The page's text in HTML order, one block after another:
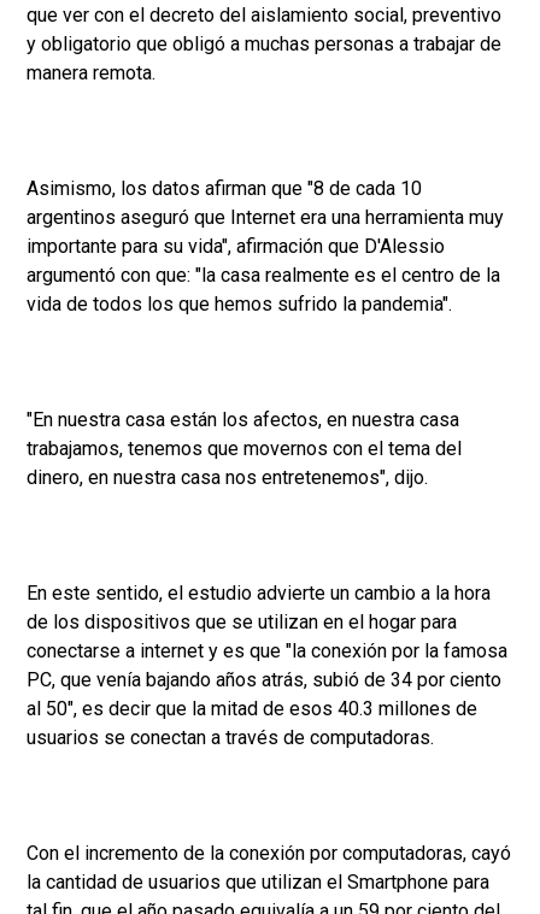
que ver con el decreto del aislamiento social, preventivo
y obligatorio que obligó a muchas personas a trabajar de
manera remota.
Asimismo, los datos afirman que "8 de cada 10
argentinos aseguró que Internet era una herramienta muy
importante para su vida", afirmación que D'Alessio
argumentó con que: "la casa realmente es el centro de la
vida de todos los que hemos sufrido la pandemia".
"En nuestra casa están los afectos, en nuestra casa
trabajamos, tenemos que movernos con el tema del
dinero, en nuestra casa nos entretenemos", dijo.
En este sentido, el estudio advierte un cambio a la hora
de los dispositivos que se utilizan en el hogar para
conectarse a internet y es que "la conexión por la famosa
PC, que venía bajando años atrás, subió de 34 por ciento
al 50", es decir que la mitad de esos 40.3 millones de
usuarios se conectan a través de computadoras.
Con el incremento de la conexión por computadoras, cayó
la cantidad de usuarios que utilizan el Smartphone para